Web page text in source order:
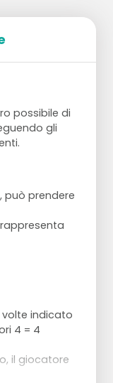
possibile di
gli
può prendere
volte indicato
4 = 4
il giocatore